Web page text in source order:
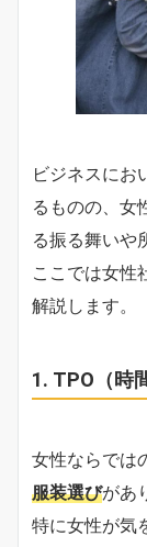
ビジネスにお
るものの、女
る振る舞いや
ここでは女性
解説します。
1. TPO（時
女性ならでは
服装選びがあ
特に女性が気